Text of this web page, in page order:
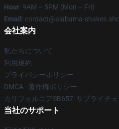
Hour: 9AM – 5PM (Mon – Fri)
Email : contact@alabama-
会社案内
私たちについて
利用規約
プライバシーポリシー
DMCA - 著作権ポリシー
カリフォルニアSB657: サプライチ
当社のサポート